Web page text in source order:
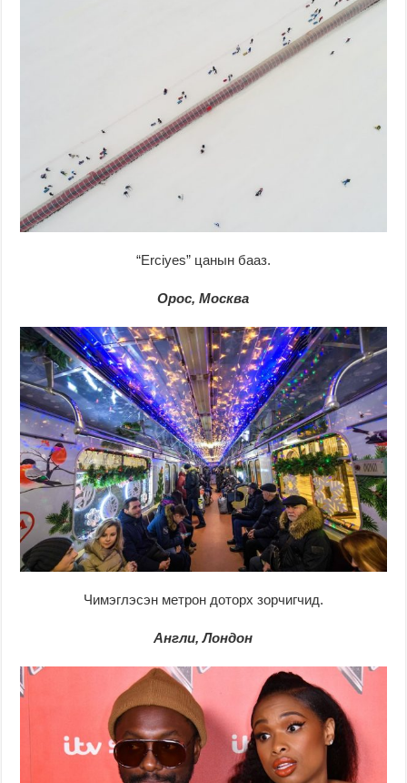
“Erciyes” цанын бааз.
Орос, Москва
Чимэглэсэн метрон доторх зорчигчид.
Англи, Лондон